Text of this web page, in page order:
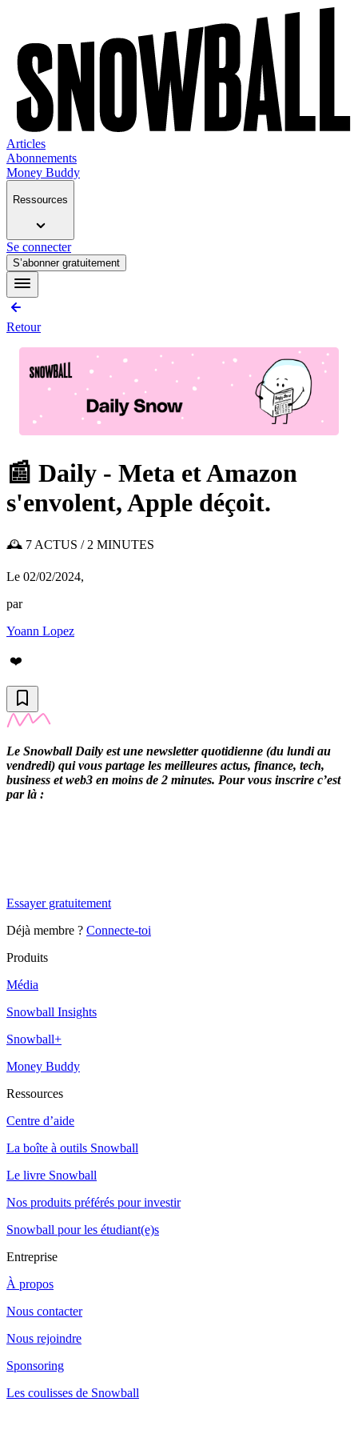
Articles
Abonnements
Money Buddy
Ressources
Se connecter
S’abonner gratuitement
Retour
📰 Daily - Meta et Amazon
s'envolent, Apple déçoit.
🕰️ 7 ACTUS / 2 MINUTES
Le 02/02/2024,
par
Yoann Lopez
❤️
Le Snowball Daily est une newsletter quotidienne (du lundi au
vendredi) qui vous partage les meilleures actus, finance, tech,
business et web3 en moins de 2 minutes. Pour vous inscrire c’est
par là :
Essayer gratuitement
Déjà membre ? Connecte-toi
Produits
Média
Snowball Insights
Snowball+
Money Buddy
Ressources
Centre d’aide
La boîte à outils Snowball
Le livre Snowball
Nos produits préférés pour investir
Snowball pour les étudiant(e)s
Entreprise
À propos
Nous contacter
Nous rejoindre
Sponsoring
Les coulisses de Snowball